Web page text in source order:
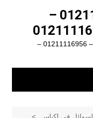
تعبئة وتغليف 01211116954 –
ماكينات التعبئة و التغليف 01211116954 – 01211116956 –